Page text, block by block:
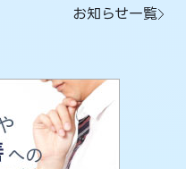
お知らせ一覧